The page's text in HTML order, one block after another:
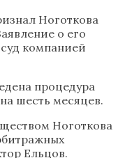
Ноготкова
о его
компанией
процедура
шесть месяцев.
Ноготкова
Ельцов.